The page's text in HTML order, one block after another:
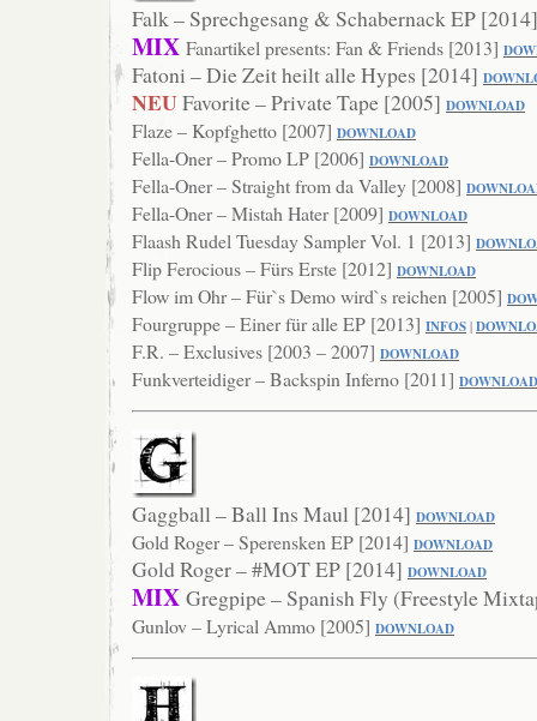
Falk – Sprechgesang & Schabernack EP
MIX Fanartikel presents: Fan & Friends [2013]
Fatoni – Die Zeit heilt alle Hypes [2014]
NEUFavorite – Private Tape [2005] DOWNLOAD
Flaze – Kopfghetto [2007] DOWNLOAD
Fella-Oner – Promo LP [2006] DOWNLOAD
Fella-Oner – Straight from da Valley [2008]
Fella-Oner – Mistah Hater [2009] DOWNLOAD
Flaash Rudel Tuesday Sampler Vol. 1 [2013] DOWN
Flip Ferocious – Fürs Erste [2012] DOWNLOAD
Flow im Ohr – Für`s Demo wird`s reichen [2005]
Fourgruppe – Einer für alle EP [2013] INFOS |
F.R. – Exclusives [2003 – 2007] DOWNLOAD
Funkverteidiger – Backspin Inferno [2011] DOWNLOAD
Gaggball – Ball Ins Maul [2014] DOWNLOAD
Gold Roger – Sperensken EP [2014] DOWNLOAD
Gold Roger – #MOT EP [2014] DOWNLOAD
MIX Gregpipe – Spanish Fly (Freestyle
Gunlov – Lyrical Ammo [2005] DOWNLOAD